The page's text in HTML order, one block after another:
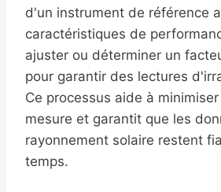
d'un instrument de référence
caractéristiques de
ajuster ou déterminer un
pour garantir des lectures
Ce processus aide à
mesure et garantit que les
rayonnement solaire restent
temps.